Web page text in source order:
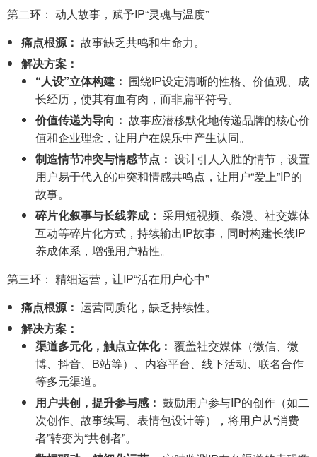
第二环： 动人故事，赋予IP“灵魂与温度”
痛点根源： 故事缺乏共鸣和生命力。
解决方案：
“人设”立体构建： 围绕IP设定清晰的性格、价值观、成
长经历，使其有血有肉，而非扁平符号。
价值传递为导向： 故事应潜移默化地传递品牌的核心价
值和企业理念，让用户在娱乐中产生认同。
制造情节冲突与情感节点： 设计引人入胜的情节，设置
用户易于代入的冲突和情感共鸣点，让用户“爱上”IP的
故事。
碎片化叙事与长线养成： 采用短视频、条漫、社交媒体
互动等碎片化方式，持续输出IP故事，同时构建长线IP
养成体系，增强用户粘性。
第三环： 精细运营，让IP“活在用户心中”
痛点根源： 运营同质化，缺乏持续性。
解决方案：
渠道多元化，触点立体化： 覆盖社交媒体（微信、微
博、抖音、B站等）、内容平台、线下活动、联名合作
等多元渠道。
用户共创，提升参与感： 鼓励用户参与IP的创作（如二
次创作、故事续写、表情包设计等），将用户从“消费
者”转变为“共创者”。